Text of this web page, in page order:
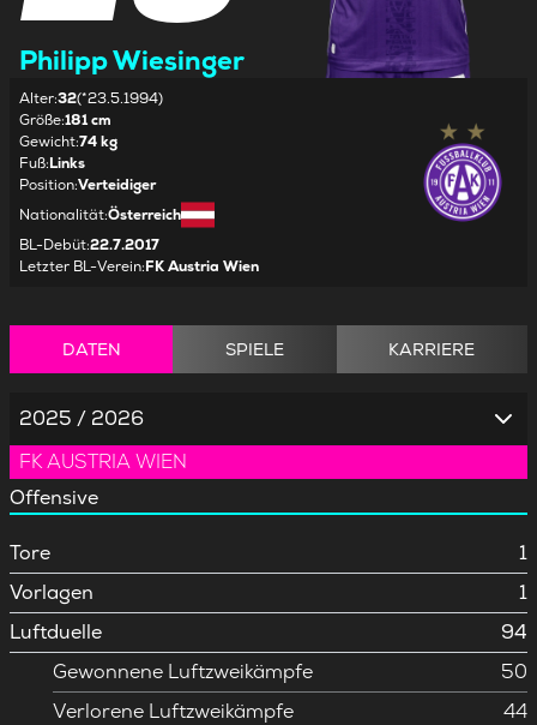
Philipp Wiesinger
Alter:32(*23.5.1994)
Größe:181 cm
Gewicht:74 kg
Fuß:Links
Position:Verteidiger
Nationalität:Österreich
BL-Debüt:22.7.2017
Letzter BL-Verein:FK Austria Wien
DATEN SPIELE KARRIERE
2025 / 2026
FK AUSTRIA WIEN
Offensive
Tore
1
Vorlagen
1
Luftduelle
94
Gewonnene Luftzweikämpfe
50
Verlorene Luftzweikämpfe
44